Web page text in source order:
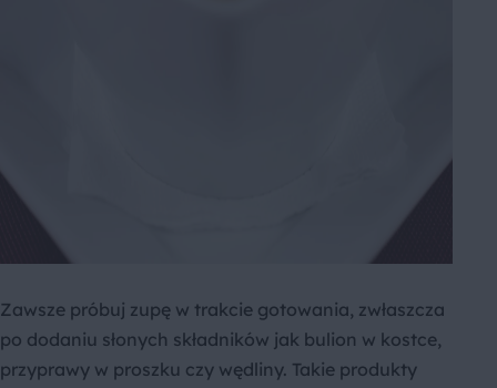
Zawsze próbuj zupę w trakcie gotowania, zwłaszcza
po dodaniu słonych składników jak bulion w kostce,
przyprawy w proszku czy wędliny. Takie produkty